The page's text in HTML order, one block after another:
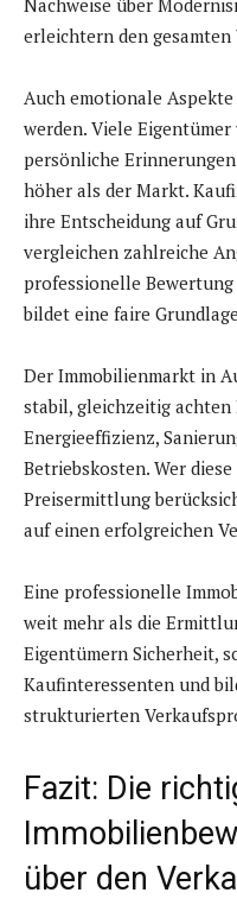
Nachweise über
erleichtern den gesamten
Auch emotionale
werden. Viele
persönliche
höher als der Markt.
ihre Entscheidung auf
vergleichen zahlreiche
professionelle
bildet eine faire
Der Immobilienmarkt in
stabil, gleichzeitig
Energieeffizienz,
Betriebskosten. Wer
Preisermittlung
auf einen erfolgreichen
Eine professionelle
weit mehr als die
Eigentümern Sicherheit,
Kaufinteressenten und
strukturierten
Fazit: Die
über den